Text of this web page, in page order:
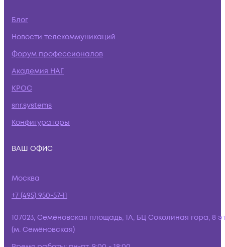
Блог
Новости телекоммуникаций
Форум профессионалов
Академия НАГ
КРОС
snr.systems
Конфигураторы
ВАШ ОФИС
Москва
+7 (495) 950-57-11
107023, Семёновская площадь, 1А, БЦ Соколиная гора, 8
(м. Семёновская)